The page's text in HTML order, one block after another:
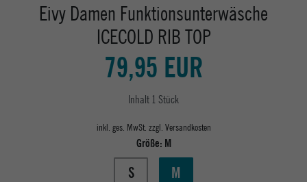
Eivy Damen Funktionsunterwäsche
ICECOLD RIB TOP
79,95 EUR
Inhalt 1 Stück
inkl. ges. MwSt. zzgl. Versandkosten
Größe: M
S M